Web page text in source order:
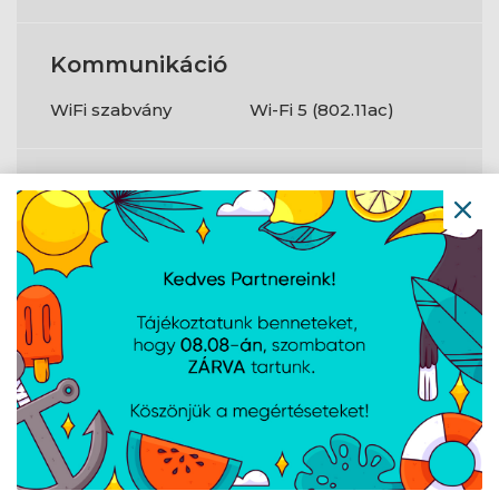
Kommunikáció
WiFi szabvány Wi-Fi 5 (802.11ac)
Csatlakozók
NFC
Igen
Töltő csatlakozó
Type-C
Egyéb
Extra
IP64 minősített /
MIL-STD-810H
katonai szabvány